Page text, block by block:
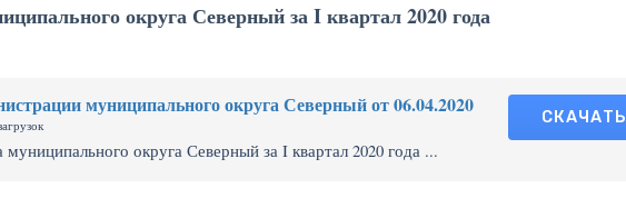
округа Северный за I квартал 2020 года
СКАЧАТЬ
муниципального округа Северный от 06.04.2020
округа Северный за I квартал 2020 года ...